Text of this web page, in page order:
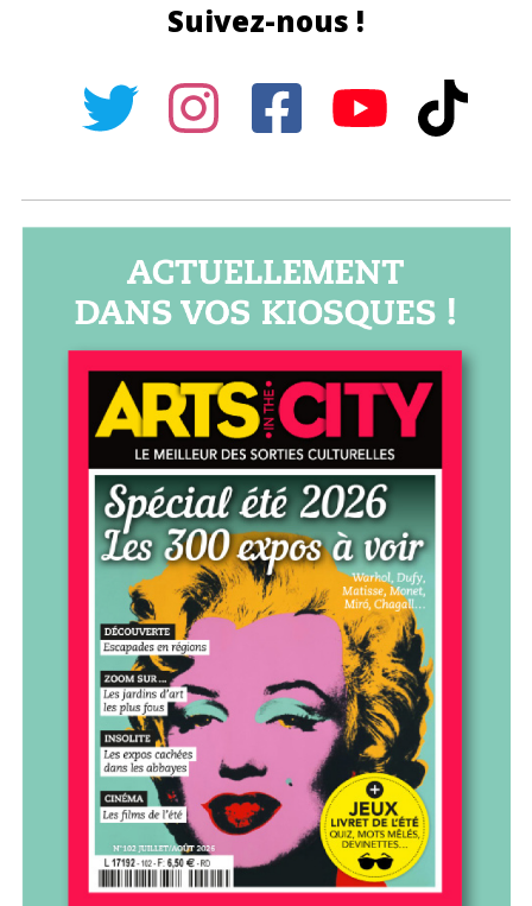
Suivez-nous !